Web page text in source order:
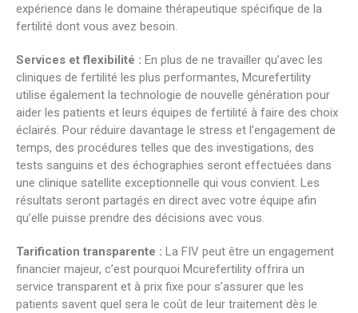
expérience dans le domaine thérapeutique spécifique de la
fertilité dont vous avez besoin.
Services et flexibilité : En plus de ne travailler qu’avec les
cliniques de fertilité les plus performantes, Mcurefertility
utilise également la technologie de nouvelle génération pour
aider les patients et leurs équipes de fertilité à faire des choix
éclairés. Pour réduire davantage le stress et l’engagement de
temps, des procédures telles que des investigations, des
tests sanguins et des échographies seront effectuées dans
une clinique satellite exceptionnelle qui vous convient. Les
résultats seront partagés en direct avec votre équipe afin
qu’elle puisse prendre des décisions avec vous.
Tarification transparente : La FIV peut être un engagement
financier majeur, c’est pourquoi Mcurefertility offrira un
service transparent et à prix fixe pour s’assurer que les
patients savent quel sera le coût de leur traitement dès le